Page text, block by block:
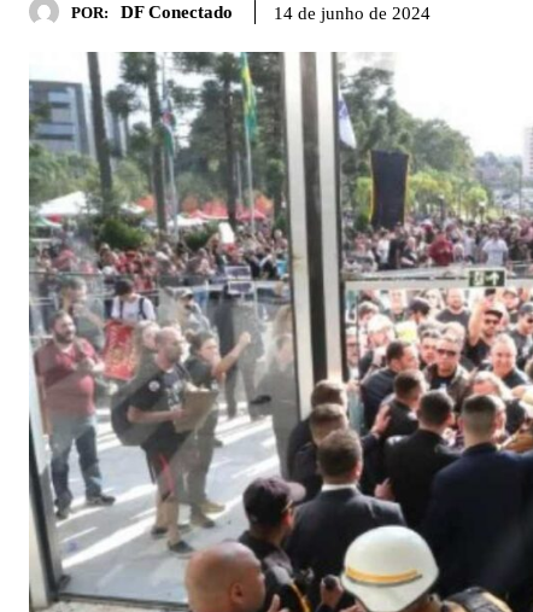
POR: DF Conectado 14 de junho de 2024